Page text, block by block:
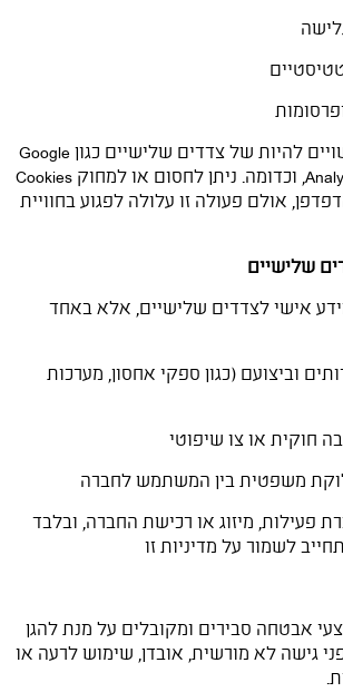
חלק מה-Cookies עשויים להיות של צדדים שלישיים כגון Google
Analytics, Facebook, Meta, וכדומה. ניתן לחסום או למחוק Cookies
אולם פעולה זו עלולה לפגוע בחוויית
אישי לצדדים שלישיים, אלא באחד
וביצועם (כגון ספקי אחסון, מערכות
חוקית או צו שיפוטי
משפטית בין המשתמש לחברה
פעילות, מיזוג או רכישת החברה, ובלבד
לשמור על מדיניות זו
אבטחה סבירים ומקובלים על מנת להגן
גישה לא מורשית, אובדן, שימוש לרעה או